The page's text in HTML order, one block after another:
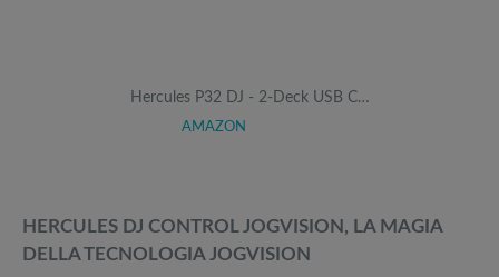
Hercules P32 DJ - 2-Deck USB C…
AMAZON
HERCULES DJ CONTROL JOGVISION, LA MAGIA
DELLA TECNOLOGIA JOGVISION